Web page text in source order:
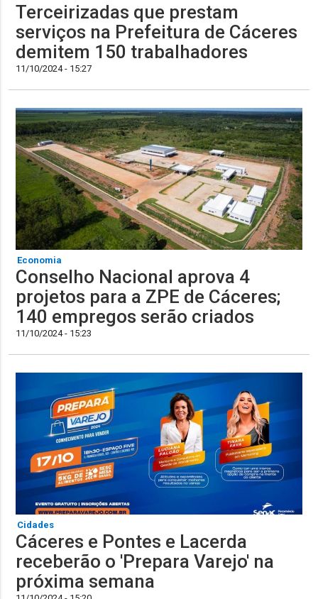
Terceirizadas que prestam
serviços na Prefeitura de Cáceres
demitem 150 trabalhadores
11/10/2024 - 15:27
Economia
Conselho Nacional aprova 4
projetos para a ZPE de Cáceres;
140 empregos serão criados
11/10/2024 - 15:23
Cidades
Cáceres e Pontes e Lacerda
receberão o 'Prepara Varejo' na
próxima semana